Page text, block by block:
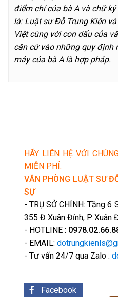
điểm chỉ của bà A và chữ
là: Luật sư Đỗ Trung Kiên
Việt cùng với con dấu của
căn cứ vào những quy định
máy của bà A là hợp pháp.
HÃY LIÊN HỆ VỚI
MIỄN PHÍ.
VĂN PHÒNG LUẬT SƯ
SỰ
- TRỤ SỞ CHÍNH: Tầng 6
355 Đ Xuân Đỉnh, P Xuân
- HOTLINE :
- EMAIL:
- Tư vấn 24/7 qua Zalo :
Facebook